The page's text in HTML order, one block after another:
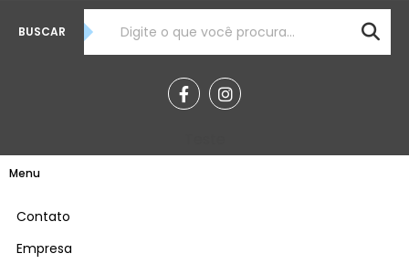
BUSCAR
Menu
Contato
Empresa